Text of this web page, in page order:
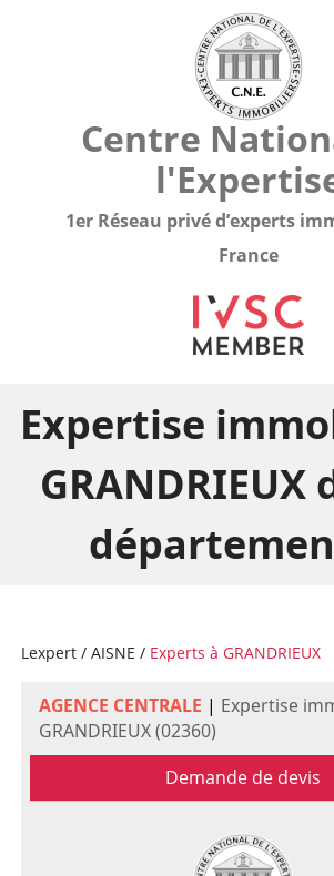
Centre
1er Réseau privé d’experts
France
Expertise
GRANDRIEUX
Lexpert/ AISNE / Experts à GRANDRIEUX
AGENCE CENTRALE | Expertise
GRANDRIEUX (02360)
Demande de devis